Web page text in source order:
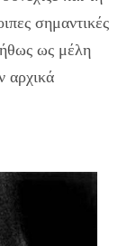
σημαντικές
ως μέλη
αρχικά